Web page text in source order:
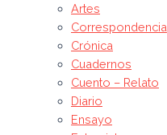
Artes
Correspondencia
Crónica
Cuadernos
Cuento – Relato
Diario
Ensayo